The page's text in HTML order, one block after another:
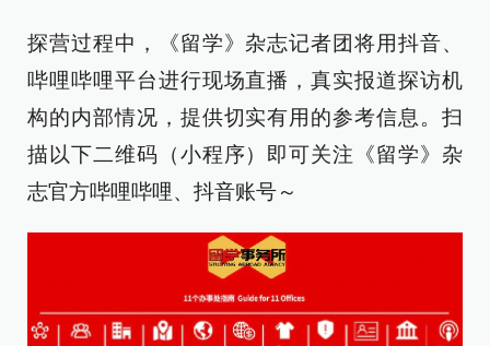
探营过程中，《留学》杂志记者团将用抖音、
哔哩哔哩平台进行现场直播，真实报道探访机
构的内部情况，提供切实有用的参考信息。扫
描以下二维码（小程序）即可关注《留学》杂
志官方哔哩哔哩、抖音账号～